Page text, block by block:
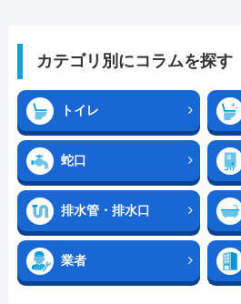
カテゴリ別にコラムを探す
トイレ
蛇口
排水管・排水口
業者